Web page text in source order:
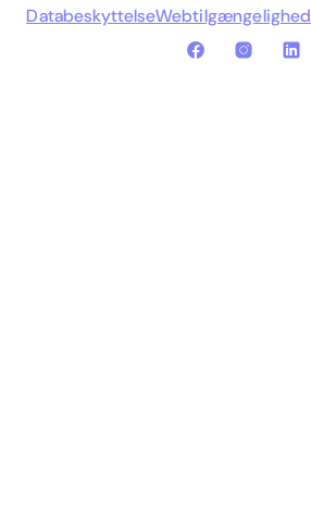
DatabeskyttelseWebtilgængelighed